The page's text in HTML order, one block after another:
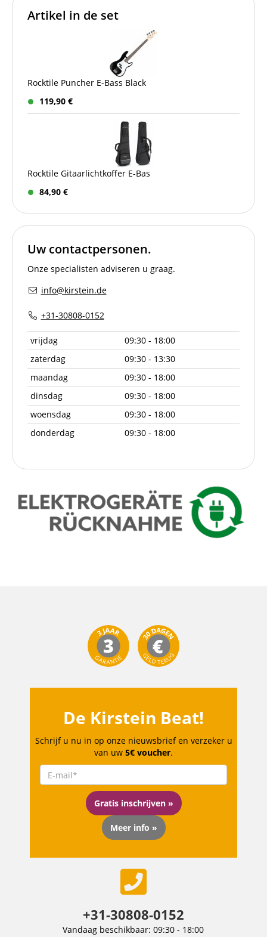
Artikel in de set
Rocktile Puncher E-Bass Black
119,90 €
Rocktile Gitaarlichtkoffer E-Bas
84,90 €
Uw contactpersonen.
Onze specialisten adviseren u graag.
info@kirstein.de
+31-30808-0152
vrijdag
09:30 - 18:00
zaterdag
09:30 - 13:30
maandag
09:30 - 18:00
dinsdag
09:30 - 18:00
woensdag
09:30 - 18:00
donderdag
09:30 - 18:00
De Kirstein Beat!
Schrijf u nu in op onze nieuwsbrief en verzeker u
van uw 5€ voucher.
Gratis inschrijven »
Meer info »
+31-30808-0152
Vandaag beschikbaar: 09:30 - 18:00